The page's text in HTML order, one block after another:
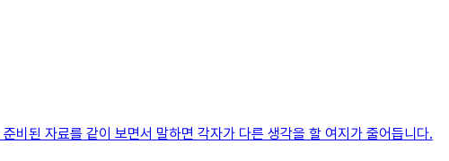
비된 자료를 같이 보면서 말하면 각자가 다른 생각을 할 여지가 줄어듭니다.